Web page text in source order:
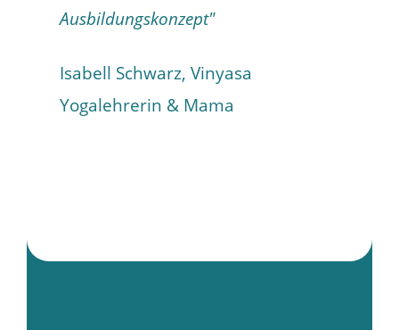
Ausbildungskonzept"
Isabell Schwarz, Vinyasa
Yogalehrerin & Mama